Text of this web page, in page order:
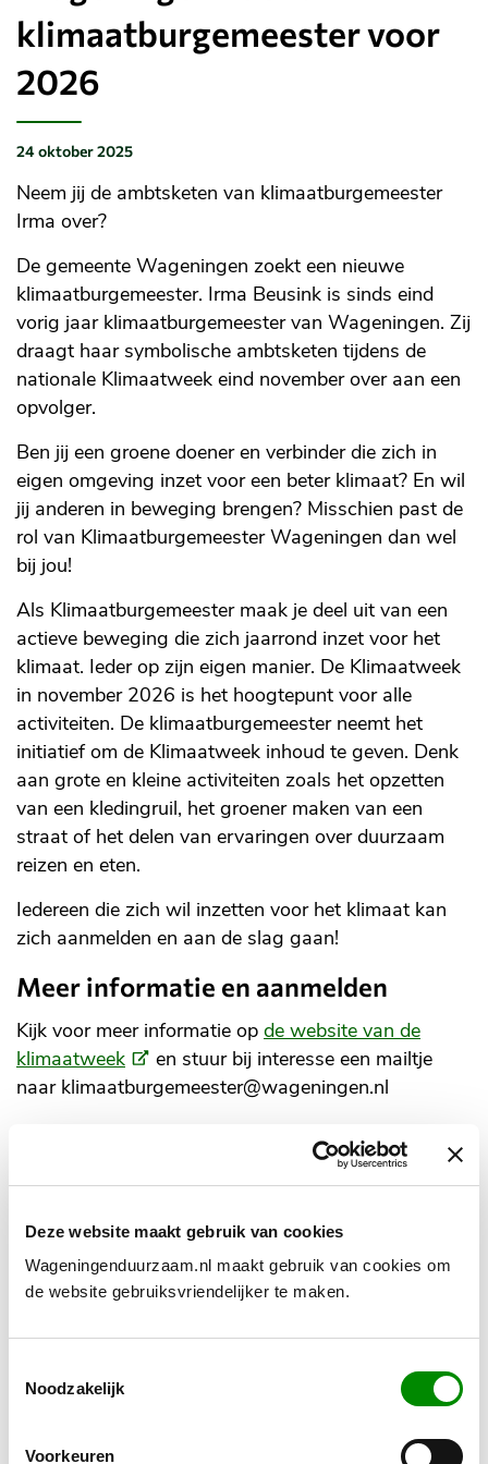
Deze website maakt gebruik van cookies
Wageningenduurzaam.nl maakt gebruik van cookies om
de website gebruiksvriendelijker te maken.
Noodzakelijk
Voorkeuren
klimaatburgemeester voor
2026
Gepubliceerd
op:
24 oktober 2025
Neem jij de ambtsketen van klimaatburgemeester
Irma over?
De gemeente Wageningen zoekt een nieuwe
klimaatburgemeester. Irma Beusink is sinds eind
vorig jaar klimaatburgemeester van Wageningen. Zij
draagt haar symbolische ambtsketen tijdens de
nationale Klimaatweek eind november over aan een
opvolger.
Ben jij een groene doener en verbinder die zich in
eigen omgeving inzet voor een beter klimaat? En wil
jij anderen in beweging brengen? Misschien past de
rol van Klimaatburgemeester Wageningen dan wel
bij jou!
Als Klimaatburgemeester maak je deel uit van een
actieve beweging die zich jaarrond inzet voor het
klimaat. Ieder op zijn eigen manier. De Klimaatweek
in november 2026 is het hoogtepunt voor alle
activiteiten. De klimaatburgemeester neemt het
initiatief om de Klimaatweek inhoud te geven. Denk
aan grote en kleine activiteiten zoals het opzetten
van een kledingruil, het groener maken van een
straat of het delen van ervaringen over duurzaam
reizen en eten.
Iedereen die zich wil inzetten voor het klimaat kan
zich aanmelden en aan de slag gaan!
Meer informatie en aanmelden
Kijk voor meer informatie op de website van de
klimaatweek(Externe
link)
en stuur bij interesse een mailtje
naar klimaatburgemeester@wageningen.nl